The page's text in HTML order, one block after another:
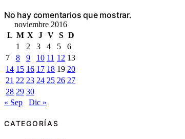
No hay comentarios que mostrar.
noviembre 2016
L M X J V S D
1
2 3 4 5
6
7
8 9 10 11 12 13
14 15 16 17 18 19 20
21 22 23 24 25 26 27
28 29 30
« Sep
Dic »
CATEGORÍAS